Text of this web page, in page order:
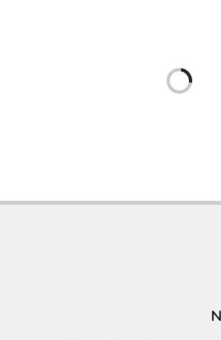
776,00€
670,00